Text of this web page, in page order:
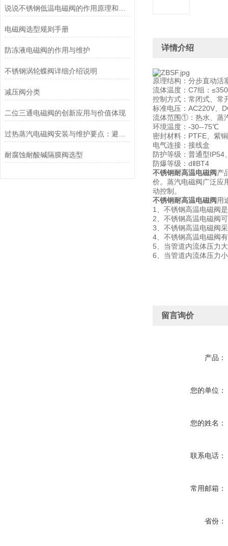
电磁阀选型规则手册
防冻液电磁阀的作用与维护
不锈钢涡轮蝶阀详细介绍说明
减压阀分类
二位三通电磁阀的创新应用与价值体现
耐腐蚀耐酸碱隔膜阀选型
详情介绍
原理结构：分步直动活
流体温度：C7组：
控制方式：常闭式、常
标准电压：AC220V、
流体范围①：热水、蒸
环境温度：-30--75℃
密封材料：PTFE、紫铜
电气连接：接线盒
防护等级：普通型IP54
防爆等级：dⅡBT4
不锈钢耐高温电磁阀产
价。蒸汽电磁阀广泛应
动控制。
不锈钢耐高温电磁阀 用
1、不锈钢高温电磁阀
2、不锈钢高温电磁阀
3、不锈钢高温电磁阀
4、不锈钢高温电磁阀
5、当管道内流体压力
6、当管道内流体压力
留言询价
产品：
您的单位：
您的姓名：
联系电话：
常用邮箱：
省份：